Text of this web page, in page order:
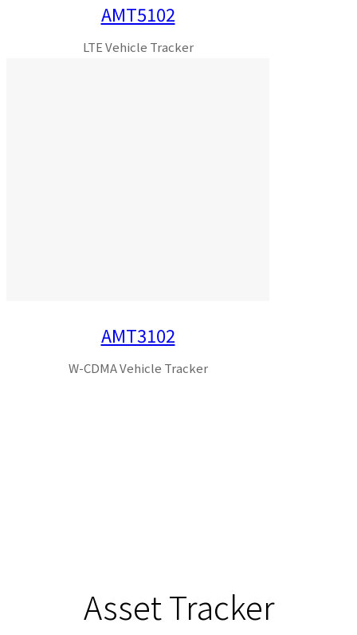
AMT5102
LTE Vehicle Tracker
AMT3102
W-CDMA Vehicle Tracker
Asset Tracker